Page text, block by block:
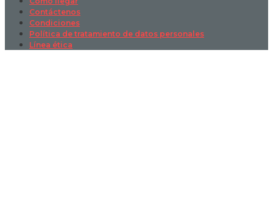
Contáctenos
Condiciones
Política de tratamiento de datos personales
Línea ética